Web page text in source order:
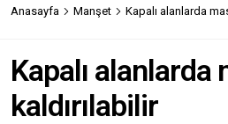
insanın...
Anasayfa Manşet Kapalı alanlarda
Kapalı alanlarda
kaldırılabilir